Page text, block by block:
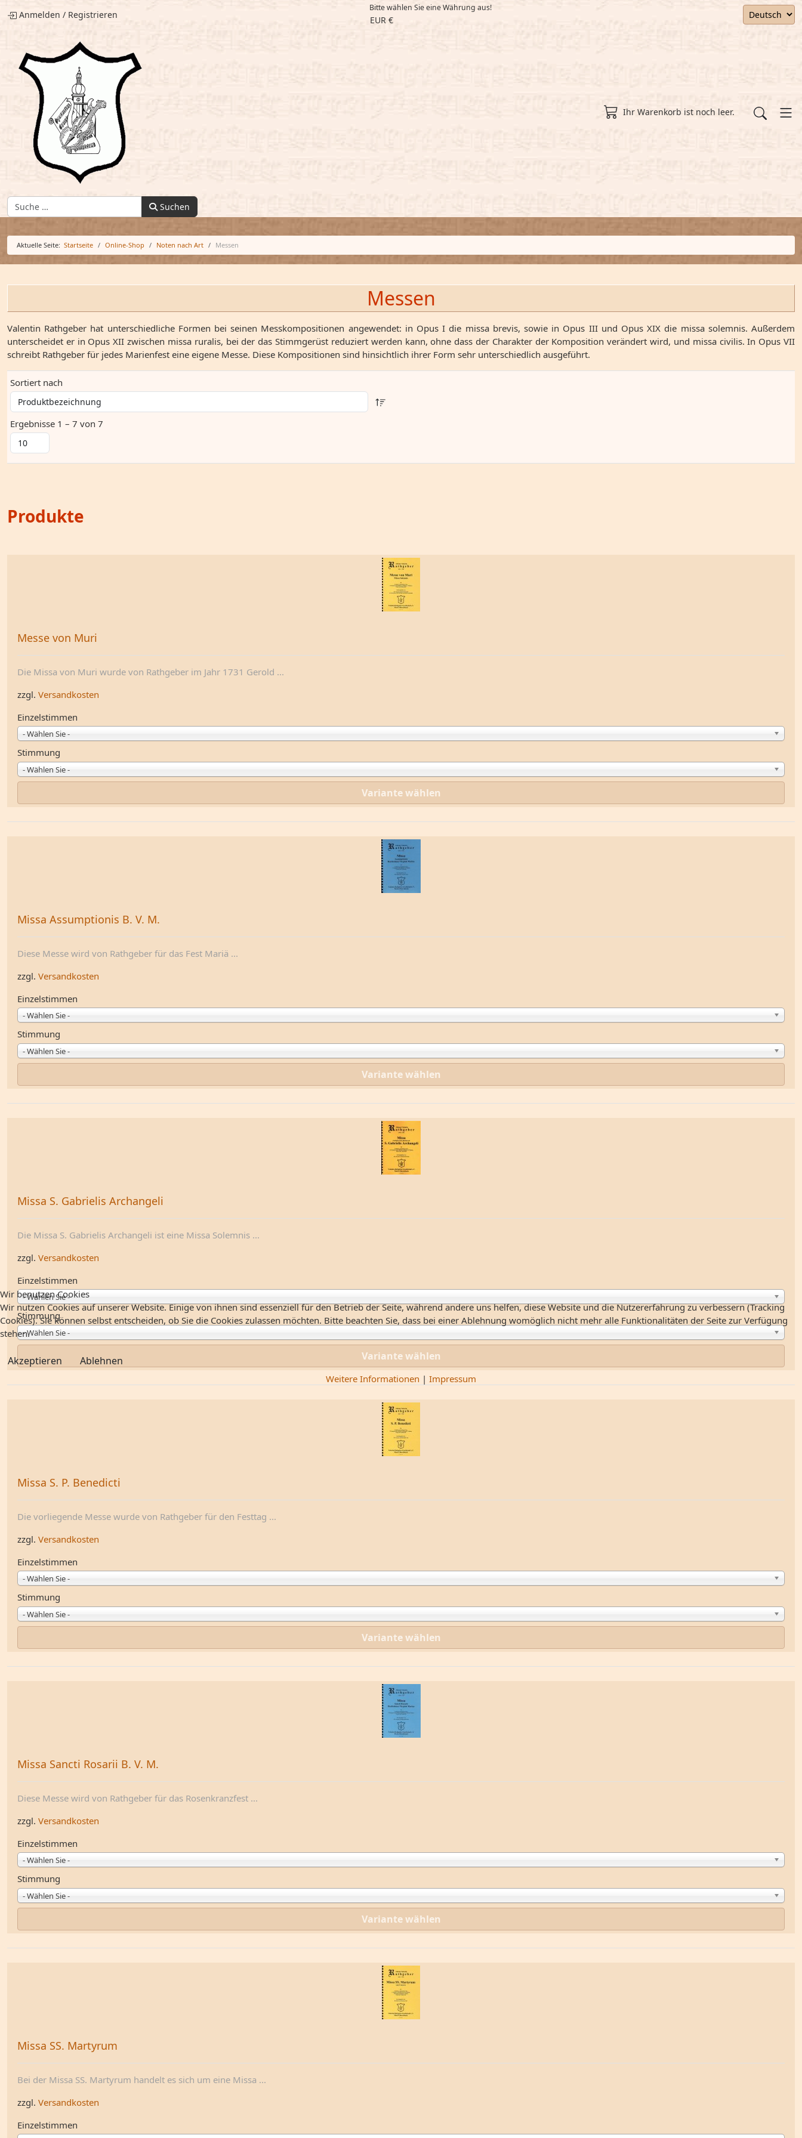
Anmelden / Registrieren
Bitte wählen Sie eine Währung aus!
EUR €
Finden: Suchen
Ihr Warenkorb ist noch leer.
Aktuelle Seite: Startseite Online-Shop Noten nach Art Messen
Messen
Valentin Rathgeber hat unterschiedliche Formen bei seinen Messkompositionen angewendet: in Opus I die missa brevis, sowie in Opus III und Opus XIX die missa solemnis. Außerdem
unterscheidet er in Opus XII zwischen missa ruralis, bei der das Stimmgerüst reduziert werden kann, ohne dass der Charakter der Komposition verändert wird, und missa civilis. In Opus VII
schreibt Rathgeber für jedes Marienfest eine eigene Messe. Diese Kompositionen sind hinsichtlich ihrer Form sehr unterschiedlich ausgeführt.
Sortiert nach
Ergebnisse 1 – 7 von 7
Produkte
Messe von Muri
Die Missa von Muri wurde von Rathgeber im Jahr 1731 Gerold ...
zzgl. Versandkosten
Einzelstimmen
- Wählen Sie -
Stimmung
- Wählen Sie -
Variante wählen
Missa Assumptionis B. V. M.
Diese Messe wird von Rathgeber für das Fest Mariä ...
zzgl. Versandkosten
Einzelstimmen
- Wählen Sie -
Stimmung
- Wählen Sie -
Variante wählen
Missa S. Gabrielis Archangeli
Die Missa S. Gabrielis Archangeli ist eine Missa Solemnis ...
zzgl. Versandkosten
Einzelstimmen
- Wählen Sie -
Stimmung
- Wählen Sie -
Variante wählen
Missa S. P. Benedicti
Die vorliegende Messe wurde von Rathgeber für den Festtag ...
zzgl. Versandkosten
Einzelstimmen
- Wählen Sie -
Stimmung
- Wählen Sie -
Variante wählen
Missa Sancti Rosarii B. V. M.
Diese Messe wird von Rathgeber für das Rosenkranzfest ...
zzgl. Versandkosten
Einzelstimmen
- Wählen Sie -
Stimmung
- Wählen Sie -
Variante wählen
Missa SS. Martyrum
Bei der Missa SS. Martyrum handelt es sich um eine Missa ...
zzgl. Versandkosten
Einzelstimmen
Wir benutzen Cookies
Wir nutzen Cookies auf unserer Website. Einige von ihnen sind essenziell für den Betrieb der Seite, während andere uns helfen, diese Website und die Nutzererfahrung zu verbessern (Tracking
Cookies). Sie können selbst entscheiden, ob Sie die Cookies zulassen möchten. Bitte beachten Sie, dass bei einer Ablehnung womöglich nicht mehr alle Funktionalitäten der Seite zur Verfügung
stehen.
Akzeptieren Ablehnen
Weitere Informationen | Impressum